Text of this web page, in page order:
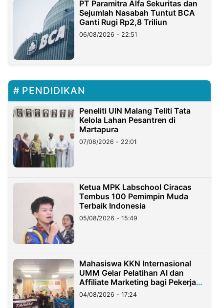
PT Paramitra Alfa Sekuritas dan
Sejumlah Nasabah Tuntut BCA
Ganti Rugi Rp2,8 Triliun
06/08/2026 - 22:51
PENDIDIKAN
Peneliti UIN Malang Teliti Tata
Kelola Lahan Pesantren di
Martapura
07/08/2026 - 22:01
Ketua MPK Labschool Ciracas
Tembus 100 Pemimpin Muda
Terbaik Indonesia
05/08/2026 - 15:49
Mahasiswa KKN Internasional
UMM Gelar Pelatihan AI dan
Affiliate Marketing bagi Pekerja
Migran Indonesia di Taiwan
04/08/2026 - 17:24